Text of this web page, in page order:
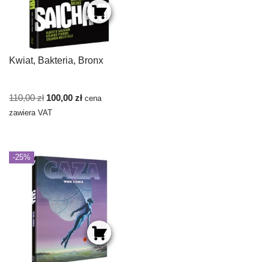
Kwiat, Bakteria, Bronx
110,00zł 100,00 zł cena
zawiera VAT
-25%